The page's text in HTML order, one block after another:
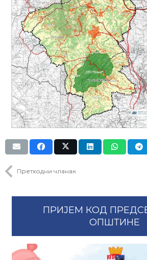
Претходни чланак
ПРИЈЕМ КОД
ОПШТИНЕ